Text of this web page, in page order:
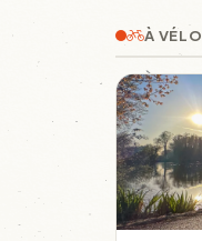
À VÉLO